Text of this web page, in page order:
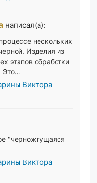
написал(а):
нескольких
Изделия из
этапов обработки
Это…
Виктора
"черножгущаяся
Виктора